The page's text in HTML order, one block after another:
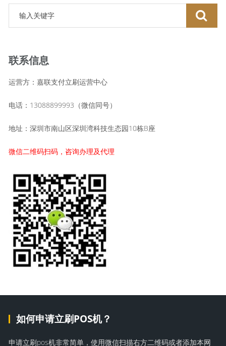
联系信息
运营方：嘉联支付立刷运营中心
电话：13088899993（微信同号）
地址：深圳市南山区深圳湾科技生态园10栋B座
微信二维码扫码，咨询办理及代理
如何申请立刷POS机？
申请立刷pos机非常简单，使用微信扫描右方二维码或者添加本网